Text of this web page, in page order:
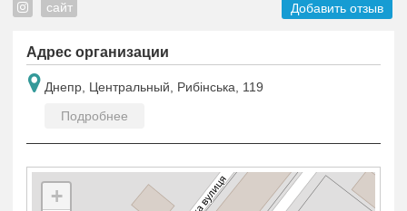
сайт Добавить отзыв
Адрес организации
Днепр, Центральный, Рибінська, 119
Подробнее
+